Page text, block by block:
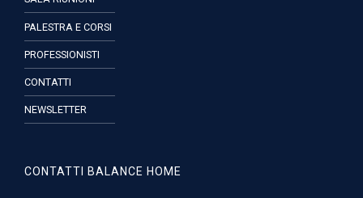
PALESTRA E CORSI
PROFESSIONISTI
CONTATTI
NEWSLETTER
CONTATTI BALANCE HOME